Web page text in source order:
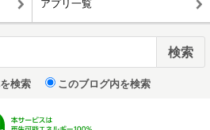
アプリ一覧
検索 このブログ内を検索